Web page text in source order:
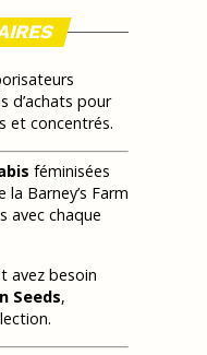
d’achats pour
et concentrés.
féminisées
Barney’s Farm
avec chaque
avez besoin
Seeds,